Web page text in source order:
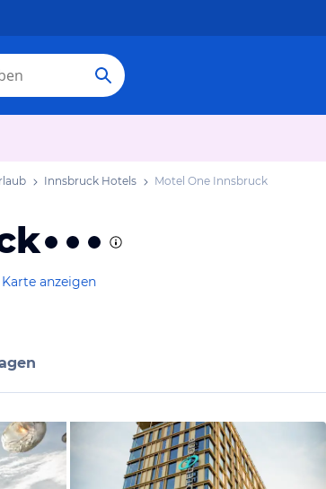
Innsbruck Hotels Motel One Innsbruck
anzeigen